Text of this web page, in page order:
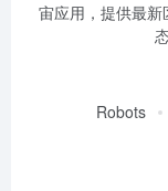
宙应用，提供最
Robots